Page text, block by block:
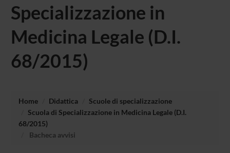
Specializzazione in
Medicina Legale (D.I.
68/2015)
Home Didattica
Scuole di specializzazione
Scuola di Specializzazione in Medicina Legale (D.I.
68/2015)
Bacheca avvisi